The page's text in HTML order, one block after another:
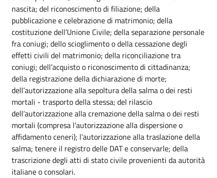
nascita; del riconoscimento di filiazione; della
pubblicazione e celebrazione di matrimonio; della
costituzione dell’Unione Civile; della separazione personale
fra coniugi; dello scioglimento o della cessazione degli
effetti civili del matrimonio; della riconciliazione tra
coniugi; dell’acquisto o riconoscimento di cittadinanza;
della registrazione della dichiarazione di morte;
dell’autorizzazione alla sepoltura della salma o dei resti
mortali - trasporto della stessa; del rilascio
dell’autorizzazione alla cremazione della salma o dei resti
mortali (compresa l’autorizzazione alla dispersione o
affidamento ceneri); l’autorizzazione alla traslazione della
salma; tenere il registro delle DAT e conservarle; della
trascrizione degli atti di stato civile provenienti da autorità
italiane o consolari.